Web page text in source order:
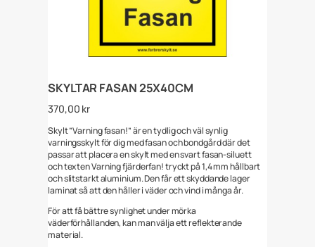
SKYLTAR FASAN 25X40CM
370,00 kr
Skylt ”Varning fasan!” är en tydlig och väl synlig
varningsskylt för dig med fasan och bondgård där det
passar att placera en skylt med en svart fasan-siluett
och texten Varning fjärderfan! tryckt på 1,4 mm hållbart
och slitstarkt aluminium. Den får ett skyddande lager
laminat så att den håller i väder och vind i många år.
För att få bättre synlighet under mörka
väderförhållanden, kan man välja ett reflekterande
material.